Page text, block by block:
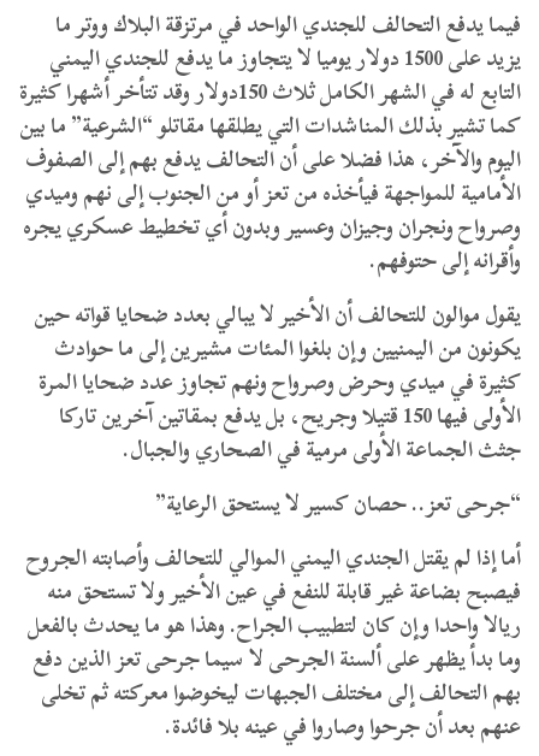
فيما يدفع التحالف للجندي الواحد في مرتزقة البلاك ووتر ما
يزيد على 1500 دولار يوميا لا يتجاوز ما يدفع للجندي اليمني
التابع له في الشهر الكامل ثلاث 150دولار وقد تتأخر أشهرا كثيرة
كما تشير بذلك المناشدات التي يطلقها مقاتلو “الشرعية” ما بين
اليوم والآخر، هذا فضلا على أن التحالف يدفع بهم إلى الصفوف
الأمامية للمواجهة فيأخذه من تعز أو من الجنوب إلى نهم وميدي
وصرواح ونجران وجيزان وعسير وبدون أي تخطيط عسكري يجره
وأقرانه إلى حتوفهم.
يقول موالون للتحالف أن الأخير لا يبالي بعدد ضحايا قواته حين
يكونون من اليمنيين وإن بلغوا المئات مشيرين إلى ما حوادث
كثيرة في ميدي وحرض وصرواح ونهم تجاوز عدد ضحايا المرة
الأولى فيها 150 قتيلا وجريح، بل يدفع بمقاتين آخرين تاركا
جثث الجماعة الأولى مرمية في الصحاري والجبال.
“جرحى تعز.. حصان كسير لا يستحق الرعاية”
أما إذا لم يقتل الجندي اليمني الموالي للتحالف وأصابته الجروح
فيصبح بضاعة غير قابلة للنفع في عين الأخير ولا تستحق منه
ريالا واحدا وإن كان لتطبيب الجراح. وهذا هو ما يحدث بالفعل
وما بدأ يظهر على ألسنة الجرحى لا سيما جرحى تعز الذين دفع
بهم التحالف إلى مختلف الجبهات ليخوضوا معركته ثم تخلى
عنهم بعد أن جرحوا وصاروا في عينه بلا فائدة.